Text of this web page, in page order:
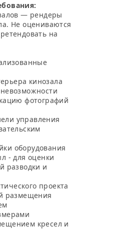
— рендеры
Не оцениваются
на
кинозала
фотографий
управления
оборудования
- для оценки
разводки и
проекта
размещения
кресел и